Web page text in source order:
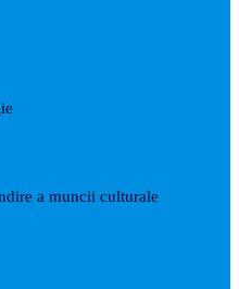
a muncii culturale